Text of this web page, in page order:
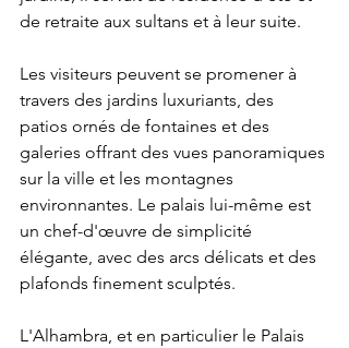
de retraite aux sultans et à leur suite.
Les visiteurs peuvent se promener à
travers des jardins luxuriants, des
patios ornés de fontaines et des
galeries offrant des vues panoramiques
sur la ville et les montagnes
environnantes. Le palais lui-même est
un chef-d'œuvre de simplicité
élégante, avec des arcs délicats et des
plafonds finement sculptés.
L'Alhambra, et en particulier le Palais